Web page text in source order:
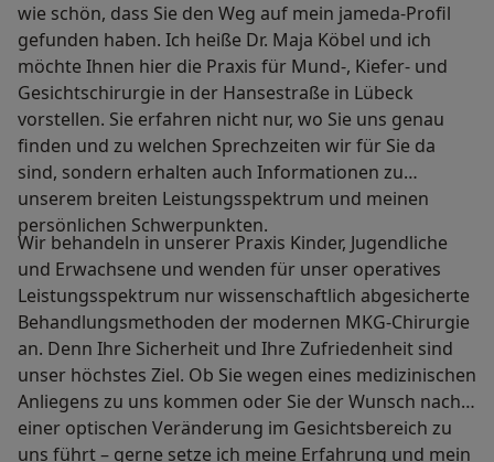
wie schön, dass Sie den Weg auf mein jameda-Profil
gefunden haben. Ich heiße Dr. Maja Köbel und ich
möchte Ihnen hier die Praxis für Mund-, Kiefer- und
Gesichtschirurgie in der Hansestraße in Lübeck
vorstellen. Sie erfahren nicht nur, wo Sie uns genau
finden und zu welchen Sprechzeiten wir für Sie da
sind, sondern erhalten auch Informationen zu
unserem breiten Leistungsspektrum und meinen
persönlichen Schwerpunkten.
Wir behandeln in unserer Praxis Kinder, Jugendliche
und Erwachsene und wenden für unser operatives
Leistungsspektrum nur wissenschaftlich abgesicherte
Behandlungsmethoden der modernen MKG-Chirurgie
an. Denn Ihre Sicherheit und Ihre Zufriedenheit sind
unser höchstes Ziel. Ob Sie wegen eines medizinischen
Anliegens zu uns kommen oder Sie der Wunsch nach
einer optischen Veränderung im Gesichtsbereich zu
uns führt – gerne setze ich meine Erfahrung und mein